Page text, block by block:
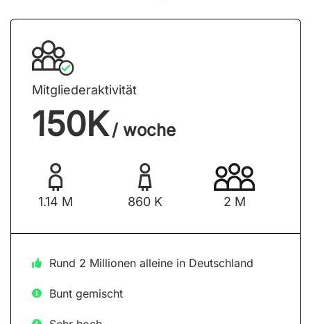
Mitgliederaktivität
150K / woche
1.14 M 860 K 2 M
Rund 2 Millionen alleine in Deutschland
Bunt gemischt